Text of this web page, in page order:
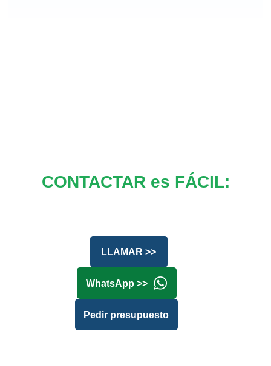
CONTACTAR es FÁCIL:
LLAMAR >>
WhatsApp >>
Pedir presupuesto